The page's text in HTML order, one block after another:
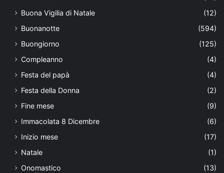
Buona Vigilia di Natale
(12)
Buonanotte
(594)
Buongiorno
(125)
Compleanno
(4)
Festa del papà
(4)
Festa della Donna
(2)
Fine mese
(9)
Immacolata 8 Dicembre
(6)
Inizio mese
(17)
Natale
(1)
Onomastico
(13)